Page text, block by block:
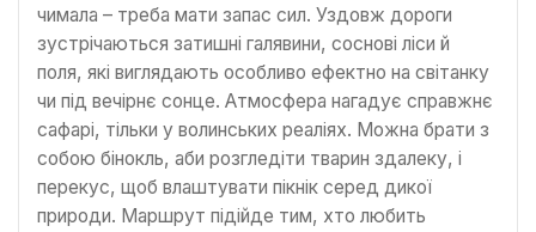
чимала – треба мати запас сил. Уздовж дороги
зустрічаються затишні галявини, соснові ліси й
поля, які виглядають особливо ефектно на світанку
чи під вечірнє сонце. Атмосфера нагадує справжнє
сафарі, тільки у волинських реаліях. Можна брати з
собою бінокль, аби розгледіти тварин здалеку, і
перекус, щоб влаштувати пікнік серед дикої
природи. Маршрут підійде тим, хто любить